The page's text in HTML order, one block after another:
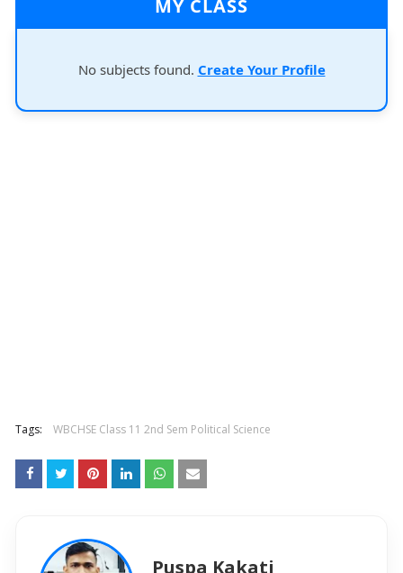
MY CLASS
No subjects found. Create Your Profile
Tags: WBCHSE Class 11 2nd Sem Political Science
Puspa Kakati